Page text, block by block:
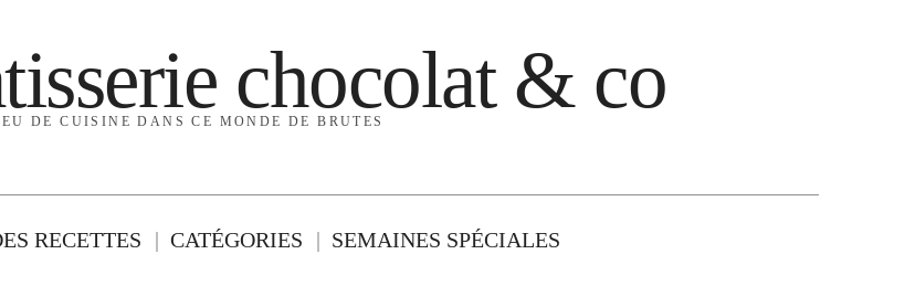
chocolat & co
DE CUISINE DANS CE MONDE DE BRUTES
RECETTES CATÉGORIES SEMAINES SPÉCIALES